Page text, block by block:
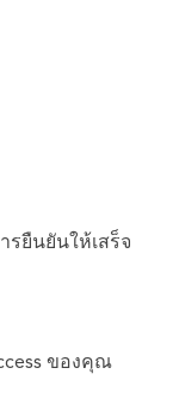
รยืนยันให้เสร็จ
ของคุณ